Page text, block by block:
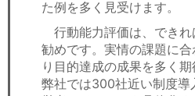
た例を多く見受けます。
行動能力評価は、できれ
勧めです。実情の課題に
り目的達成の成果を多く期
弊社では300社近い制度導